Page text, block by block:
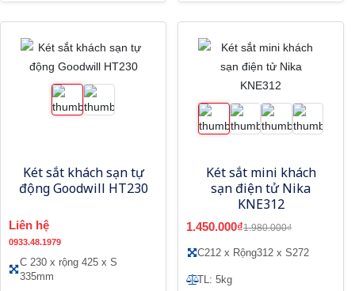
Két sắt khách sạn tự
động Goodwill HT230
Liên hệ
0933.48.1979
C 230 x rộng 425 x S
335mm
Két sắt mini khách
sạn điện tử Nika
KNE312
1.450.000₫1.980.000₫
C212 x Rộng312 x S272
TL: 5kg